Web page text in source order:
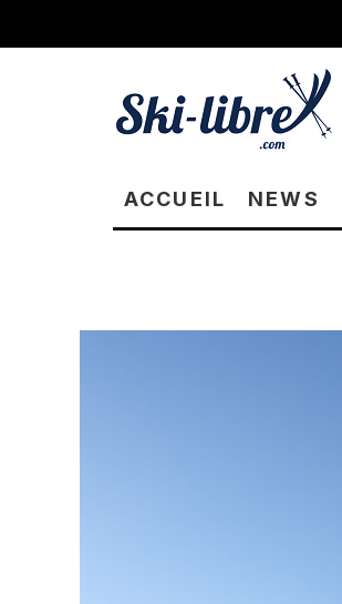
ACCUEIL NEWS